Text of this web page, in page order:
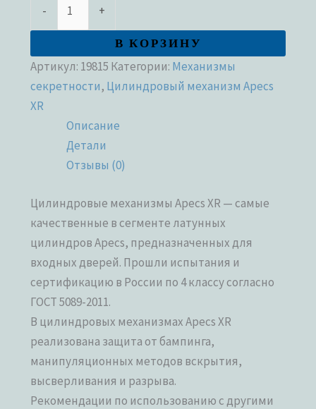
- +
В КОРЗИНУ
Артикул: 19815 Категории: Механизмы
секретности, Цилиндровый механизм Apecs
XR
Описание
Детали
Отзывы (0)
Цилиндровые механизмы Apecs XR — самые
качественные в сегменте латунных
цилиндров Apecs, предназначенных для
входных дверей. Прошли испытания и
сертификацию в России по 4 классу согласно
ГОСТ 5089-2011.
В цилиндровых механизмах Apecs XR
реализована защита от бампинга,
манипуляционных методов вскрытия,
высверливания и разрыва.
Рекомендации по использованию с другими